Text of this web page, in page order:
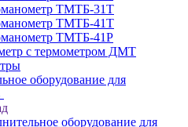
ТМТБ-31Т
ТМТБ-41Т
ТМТБ-41Р
с термометром ДМТ
оборудование для
оборудование для